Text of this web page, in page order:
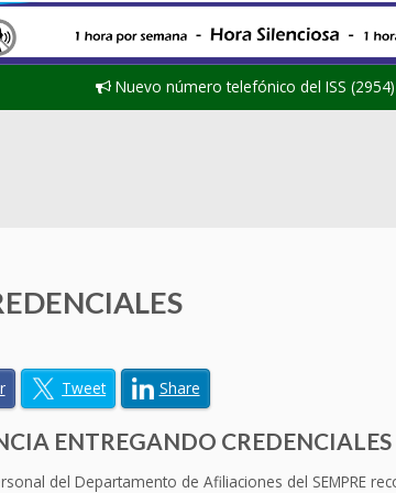
Nuevo número telefónico del ISS
Tweet Share
ENTREGANDO CREDENCIALES
del Departamento de Afiliaciones del SEMPRE